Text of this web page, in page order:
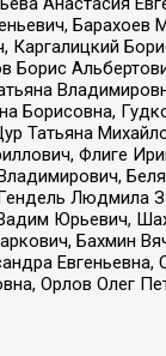
Борис
Борисовна,
Татьяна
Флиге
Людмила
Юрьевич,
Бахмин
Орлов Олег